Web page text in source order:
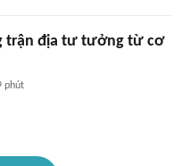
trận địa tư tưởng từ cơ
phút